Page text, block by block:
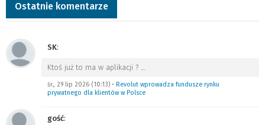
Ostatnie komentarze
SK:
Ktoś już to ma w aplikacji ? …
śr., 29 lip 2026 (10:13) • Revolut wprowadza fundusze rynku
prywatnego dla klientów w Polsce
gość: